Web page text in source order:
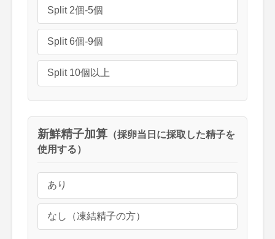
Split 2個-5個
Split 6個-9個
Split 10個以上
新鮮精子加算 （採卵当日に採取した精子を
使用する）
あり
なし（凍結精子の方）